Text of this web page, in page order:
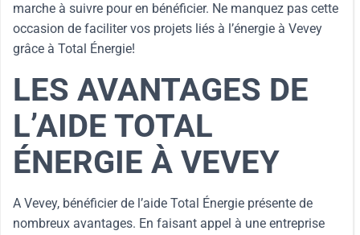
marche à suivre pour en bénéficier. Ne manquez pas cette
occasion de faciliter vos projets liés à l’énergie à Vevey
grâce à Total Énergie!
LES AVANTAGES DE
L’AIDE TOTAL
ÉNERGIE À VEVEY
A Vevey, bénéficier de l’aide Total Énergie présente de
nombreux avantages. En faisant appel à une entreprise